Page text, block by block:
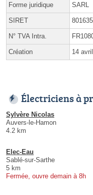
Forme juridique SARL
SIRET
N° TVA Intra.
Création 14
Électriciens à
Sylvère Nicolas
Auvers-le-Hamon
4.2 km
Elec-Eau
Sablé-sur-Sarthe
5 km
Fermée, ouvre demain à 8h